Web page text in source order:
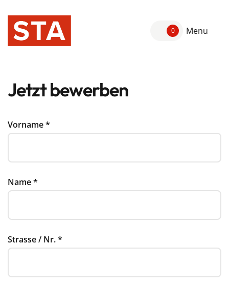
0 Menu
Jetzt bewerben
Vorname*
Name*
Strasse / Nr.*